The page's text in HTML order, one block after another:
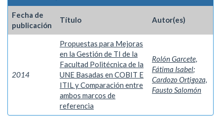
Fecha de
publicación
Título Autor(es)
2014
Propuestas para Mejoras
en la Gestión de TI de la
Facultad Politécnica de la
UNE Basadas en COBIT E
ITIL y Comparación entre
ambos marcos de
referencia
Rolón Garcete,
Fátima Isabel;
Cardozo Ortigoza,
Fausto Salomón